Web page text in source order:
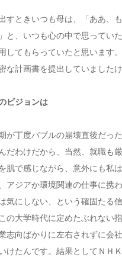
すときいつも母は、「ああ、
と、いつも心の中で思ってい
してもらっていたと思います
な計画書を提出していましたけ
ビジョンは
が丁度バブルの崩壊直後だっ
だわけだから、当然、就職
肌で感じながら、意外にも私
アジアか環境関連の仕事に携
気にしない、という確固たる
の大学時代に定めたぶれない
志向ばかりに左右されずに会
けたんです。結果としてＮＨ